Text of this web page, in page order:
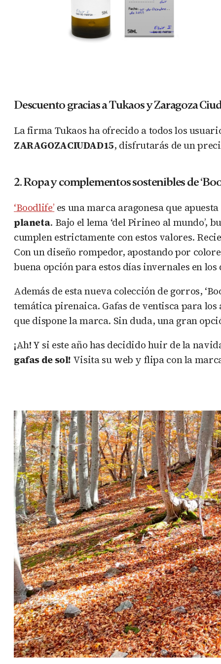
Descuento gracias a Tukaos y Zaragoza
La firma Tukaos ha ofrecido a todos los
ZARAGOZACIUDAD15, disfrutarás de un
2. Ropa y complementos sostenibles de
‘Boodlife’ es una marca aragonesa que
planeta. Bajo el lema ‘del Pirineo al mundo’,
cumplen estrictamente con estos valores.
Con un diseño rompedor, apostando por
buena opción para estos días invernales en
Además de esta nueva colección de gorros,
temática pirenaica. Gafas de ventisca para
que dispone la marca. Sin duda, una gran
¡Ah! Y si este año has decidido huir de la
gafas de sol! Visita su web y flipa con la